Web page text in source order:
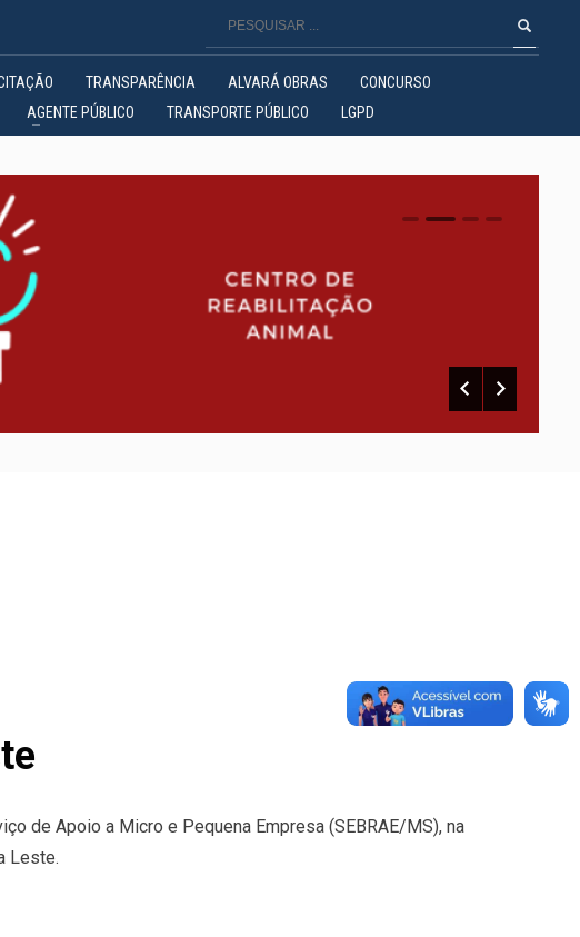
TRANSPARÊNCIA ALVARÁ OBRAS
CONCURSO
AGENTE PÚBLICO TRANSPORTE PÚBLICO LGPD
0 1 2
de Apoio a Micro e Pequena Empresa (SEBRAE/MS), na
Leste.